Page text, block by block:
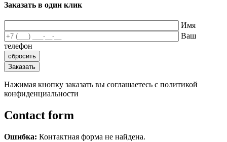
Заказать в один клик
Имя
Ваш
телефон
Нажимая кнопку заказать вы соглашаетесь с политикой
конфиденциальности
Contact form
Ошибка: Контактная форма не найдена.